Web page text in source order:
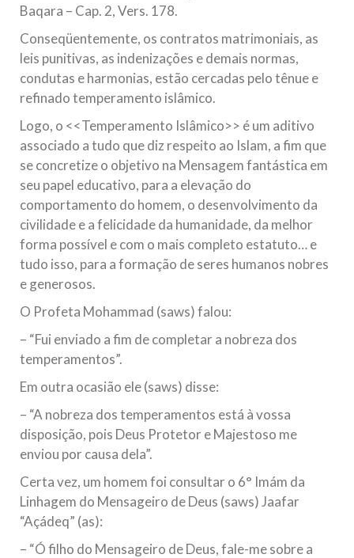
Baqara – Cap. 2, Vers. 178.
Conseqüentemente, os contratos matrimoniais, as
leis punitivas, as indenizações e demais normas,
condutas e harmonias, estão cercadas pelo tênue e
refinado temperamento islâmico.
Logo, o <<Temperamento Islâmico>> é um aditivo
associado a tudo que diz respeito ao Islam, a fim que
se concretize o objetivo na Mensagem fantástica em
seu papel educativo, para a elevação do
comportamento do homem, o desenvolvimento da
civilidade e a felicidade da humanidade, da melhor
forma possível e com o mais completo estatuto… e
tudo isso, para a formação de seres humanos nobres
e generosos.
O Profeta Mohammad (saws) falou:
– “Fui enviado a fim de completar a nobreza dos
temperamentos”.
Em outra ocasião ele (saws) disse:
– “A nobreza dos temperamentos está à vossa
disposição, pois Deus Protetor e Majestoso me
enviou por causa dela”.
Certa vez, um homem foi consultar o 6° Imám da
Linhagem do Mensageiro de Deus (saws) Jaafar
“Açádeq” (as):
– “Ó filho do Mensageiro de Deus, fale-me sobre a